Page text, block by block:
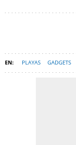
PLAYAS GADGETS